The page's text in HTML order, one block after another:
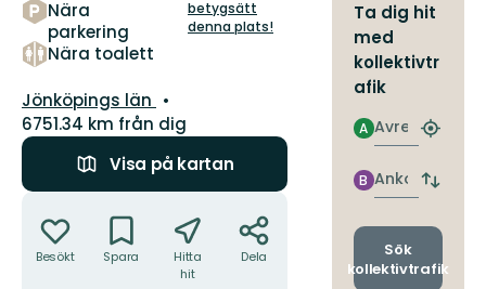
Nära
parkering
Nära toalett
betygsätt
denna plats!
Län:
Jönköpings län
6751.34 km från dig
Visa på kartan
Besökt Spara
Hitta
hit
Dela
Ta dig hit
med
kollektivtr
afik
Avresa
A
Hitta
Ankomst
B
Byt
och
Sök
kollektivtrafik